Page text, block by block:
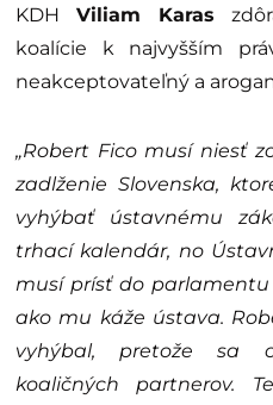
KDH Viliam Karas
koalície k najvyšším
neakceptovateľný a
„Robert Fico musí niesť
zadlženie Slovenska,
vyhýbať ústavnému
trhací kalendár, no
musí prísť do
ako mu káže ústava.
vyhýbal, pretože sa
koaličných partnerov.